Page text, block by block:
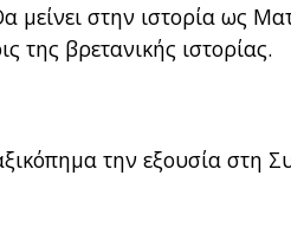
μείνει στην ιστορία ως
της βρετανικής ιστορίας.
την εξουσία στη